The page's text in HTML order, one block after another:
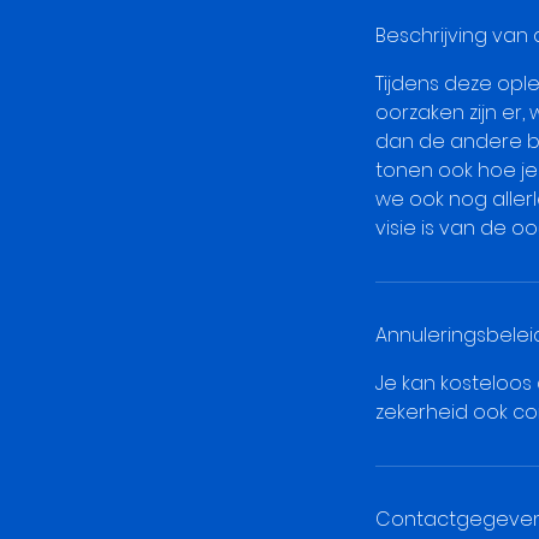
e
o
p
e
n
Beschrijving van
Tijdens deze
oorzaken zijn er,
dan de andere
tonen ook hoe
we ook nog
visie is van de
Je kan
zekerheid ook